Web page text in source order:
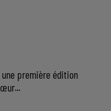
une première édition